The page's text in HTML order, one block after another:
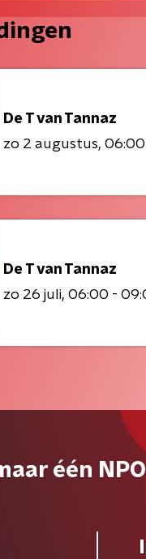
De T van Tannaz
zo 2 augustus
De T van Tannaz
zo 26 juli 06:00 -
één